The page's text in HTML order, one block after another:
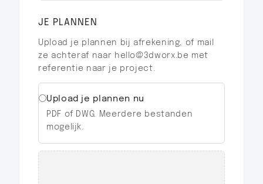
JE PLANNEN
Upload je plannen bij afrekening, of mail
ze achteraf naar hello@3dworx.be met
referentie naar je project.
Upload je plannen nu
PDF of DWG. Meerdere bestanden
mogelijk.